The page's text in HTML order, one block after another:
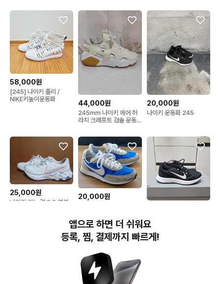
58,000원
[245] 나이키 졸리 /
NIKE키높이운동화
44,000원
245mm 나이키 에어 허
라치 크래프트 검솔 운동
20,000원
나이키 운동화 245
25,000원
나이키 리뉴 런 2.0 여성
20,000원
번개장터(주) 사업자정보, 이용약관 및 기타 법적고지
앱으로 하면 더 쉬워요
등록, 찜, 결제까지 빠르게!